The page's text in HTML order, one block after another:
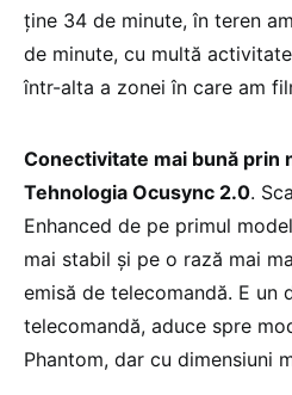
ține 34 de minute, în teren
de minute, cu multă
într-alta a zonei în care am
Conectivitate mai bună prin
Tehnologia Ocusync 2.0.
Enhanced de pe primul
mai stabil și pe o rază mai
emisă de telecomandă. E un
telecomandă, aduce spre
Phantom, dar cu dimensiuni